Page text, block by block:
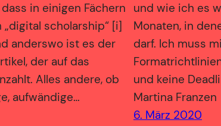
in einigen Fächern
scholarship“ [i]
anderswo ist es der
der auf das
Alles andere, ob
aufwändige…
und wie ich es
Monaten, in
darf. Ich muss
und keine
Martina Franzen
6. März 2020